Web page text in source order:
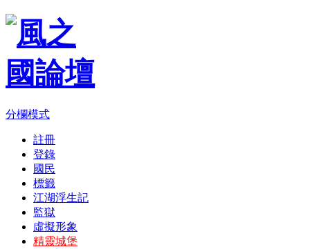
分欄模式
註冊
登錄
國民
標籤
江湖浮生記
監獄
虛擬形象
精靈城堡